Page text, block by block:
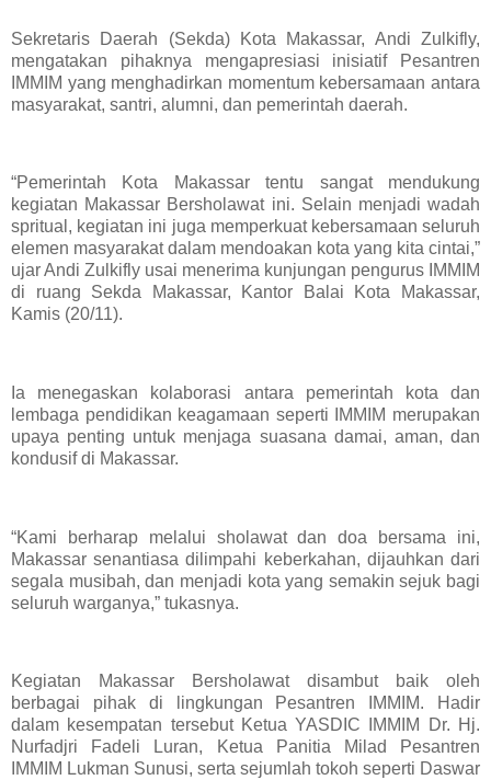
Sekretaris Daerah (Sekda) Kota Makassar, Andi Zulkifly,
mengatakan pihaknya mengapresiasi inisiatif Pesantren
IMMIM yang menghadirkan momentum kebersamaan antara
masyarakat, santri, alumni, dan pemerintah daerah.
“Pemerintah Kota Makassar tentu sangat mendukung
kegiatan Makassar Bersholawat ini. Selain menjadi wadah
spritual, kegiatan ini juga memperkuat kebersamaan seluruh
elemen masyarakat dalam mendoakan kota yang kita cintai,”
ujar Andi Zulkifly usai menerima kunjungan pengurus IMMIM
di ruang Sekda Makassar, Kantor Balai Kota Makassar,
Kamis (20/11).
Ia menegaskan kolaborasi antara pemerintah kota dan
lembaga pendidikan keagamaan seperti IMMIM merupakan
upaya penting untuk menjaga suasana damai, aman, dan
kondusif di Makassar.
“Kami berharap melalui sholawat dan doa bersama ini,
Makassar senantiasa dilimpahi keberkahan, dijauhkan dari
segala musibah, dan menjadi kota yang semakin sejuk bagi
seluruh warganya,” tukasnya.
Kegiatan Makassar Bersholawat disambut baik oleh
berbagai pihak di lingkungan Pesantren IMMIM. Hadir
dalam kesempatan tersebut Ketua YASDIC IMMIM Dr. Hj.
Nurfadjri Fadeli Luran, Ketua Panitia Milad Pesantren
IMMIM Lukman Sunusi, serta sejumlah tokoh seperti Daswar